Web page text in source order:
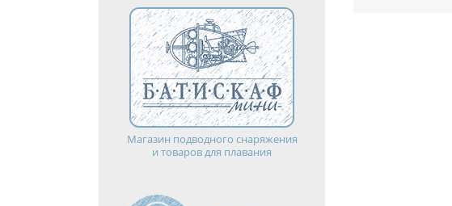
Магазин подводного снаряжения
и товаров для плавания